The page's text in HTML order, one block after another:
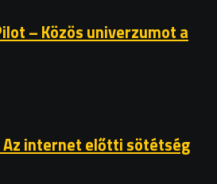
– Közös univerzumot a
internet előtti sötétség